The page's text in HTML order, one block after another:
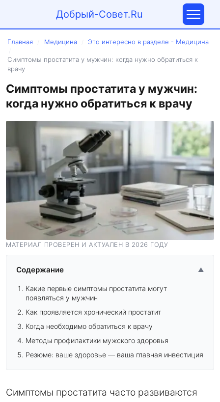
Добрый-Совет.Ru
Главная Медицина Это интересно в разделе - Медицина
Симптомы простатита у мужчин: когда нужно обратиться к
врачу
Симптомы простатита у мужчин:
когда нужно обратиться к врачу
МАТЕРИАЛ ПРОВЕРЕН И АКТУАЛЕН В 2026 ГОДУ
Содержание ▲
Какие первые симптомы простатита могут
появляться у мужчин
Как проявляется хронический простатит
Когда необходимо обратиться к врачу
Методы профилактики мужского здоровья
Резюме: ваше здоровье — ваша главная инвестиция
Симптомы простатита часто развиваются